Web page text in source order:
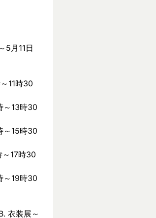
5月11日
11時30
～13時30
～15時30
～17時30
～19時30
衣装展～